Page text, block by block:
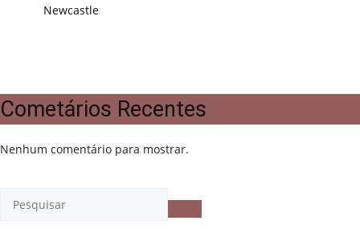
Newcastle
Cometários Recentes
Nenhum comentário para mostrar.